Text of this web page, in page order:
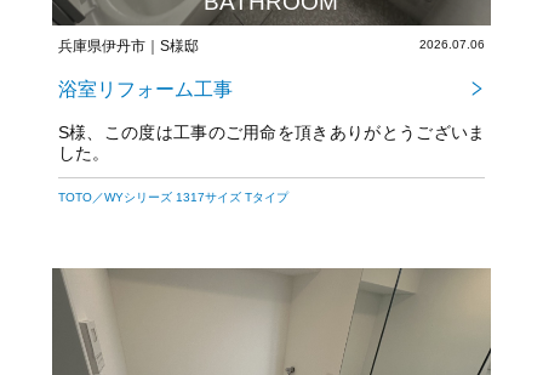
兵庫県伊丹市｜S様邸 2026.07.06
浴室リフォーム工事
S様、この度は工事のご用命を頂きありがとうございま
した。
TOTO／WYシリーズ 1317サイズ Tタイプ